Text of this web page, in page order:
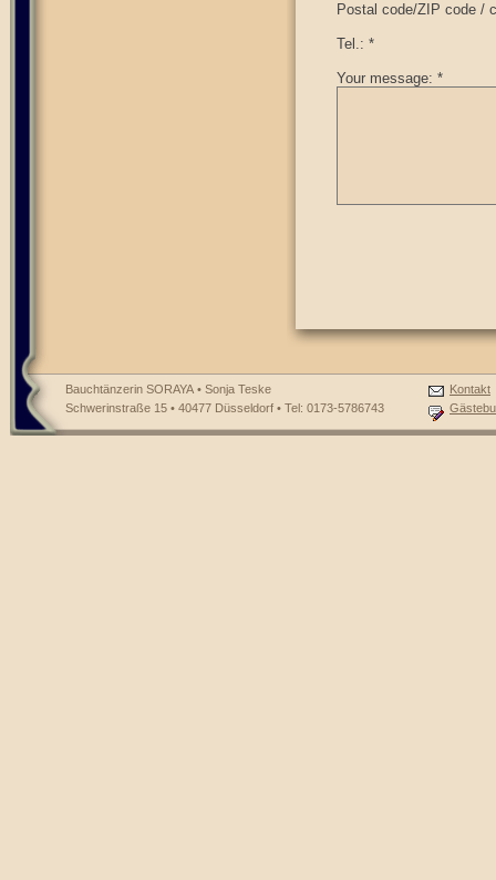
Postal code/ZIP code /
Tel.: *
Your message: *
Bauchtänzerin SORAYA • Sonja Teske
Schwerinstraße 15 • 40477 Düsseldorf • Tel: 0173-5786743
Kontakt